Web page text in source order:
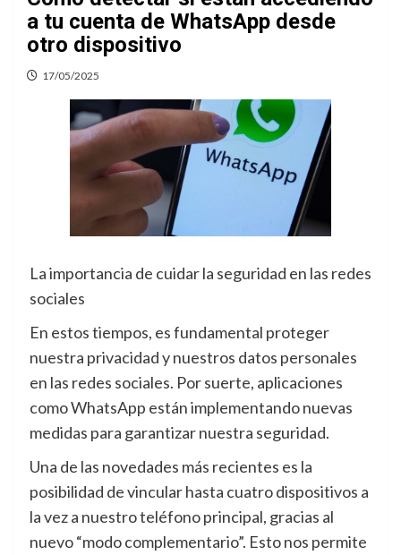
a tu cuenta de WhatsApp desde
otro dispositivo
17/05/2025
La importancia de cuidar la seguridad en las redes
sociales
En estos tiempos, es fundamental proteger
nuestra privacidad y nuestros datos personales
en las redes sociales. Por suerte, aplicaciones
como WhatsApp están implementando nuevas
medidas para garantizar nuestra seguridad.
Una de las novedades más recientes es la
posibilidad de vincular hasta cuatro dispositivos a
la vez a nuestro teléfono principal, gracias al
nuevo “modo complementario”. Esto nos permite